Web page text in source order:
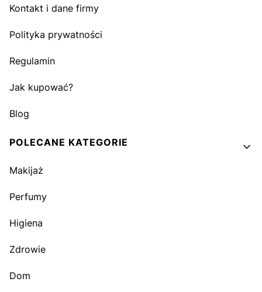
Kontakt i dane firmy
Polityka prywatności
Regulamin
Jak kupować?
Blog
POLECANE KATEGORIE
Makijaż
Perfumy
Higiena
Zdrowie
Dom